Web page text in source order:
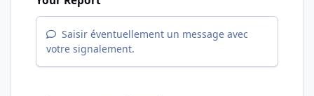
Saisir éventuellement un message avec
votre signalement.